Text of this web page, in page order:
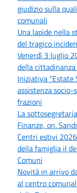
giudizio sulla
comunali
Una lapide nella
del tragico
Venerdì 3 luglio
della
Iniziativa “Estate
assistenza
frazioni
La
Finanze, on.
Centri estivi
della famiglia il
Comuni
Novità in arrivo
al centro